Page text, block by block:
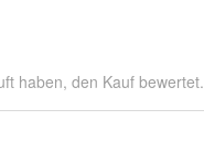
haben, den Kauf bewertet.